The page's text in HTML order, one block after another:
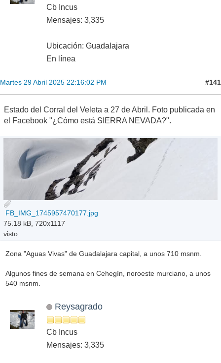
Cb Incus
Mensajes: 3,335
Ubicación: Guadalajara
En línea
Martes 29 Abril 2025 22:16:02 PM #141
Estado del Corral del Veleta a 27 de Abril. Foto publicada en
el Facebook "¿Cómo está SIERRA NEVADA?".
FB_IMG_1745957470177.jpg
75.18 kB, 720x1117
visto
Zona "Aguas Vivas" de Guadalajara capital, a unos 710 msnm.
Algunos fines de semana en Cehegín, noroeste murciano, a unos
540 msnm.
Reysagrado
Cb Incus
Mensajes: 3,335